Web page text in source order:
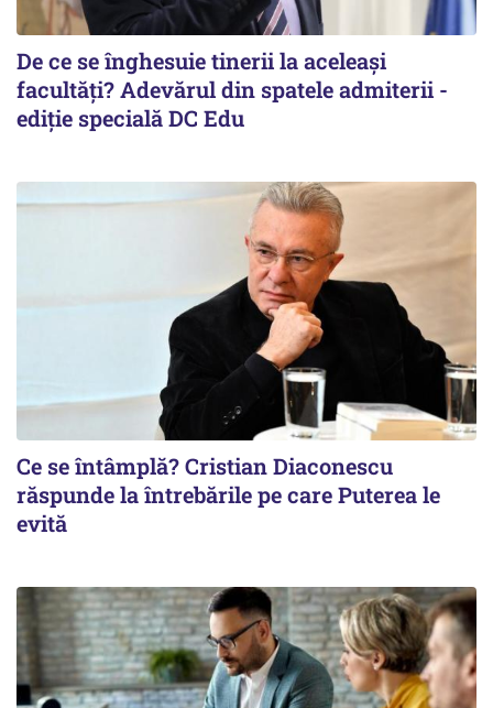
De ce se înghesuie tinerii la aceleași
facultăți? Adevărul din spatele admiterii -
ediție specială DC Edu
Ce se întâmplă? Cristian Diaconescu
răspunde la întrebările pe care Puterea le
evită